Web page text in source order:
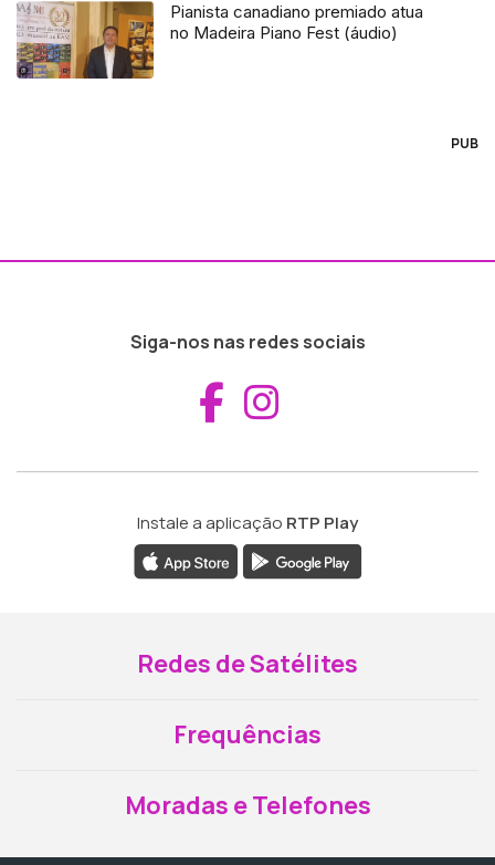
Pianista canadiano premiado atua
no Madeira Piano Fest (áudio)
PUB
Siga-nos nas redes sociais
Aceder ao
Instale a aplicação RTP Play
Redes de Satélites
Frequências
Moradas e Telefones